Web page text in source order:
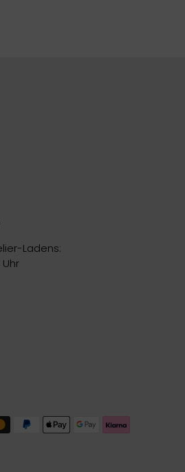
Ladens: